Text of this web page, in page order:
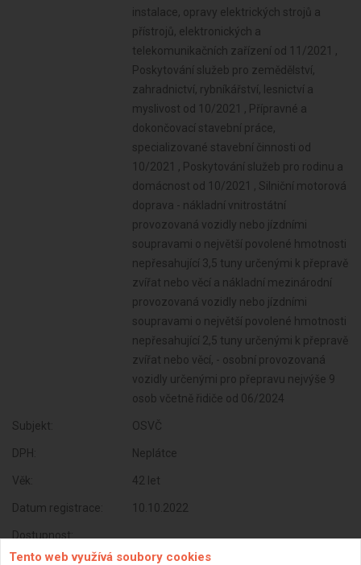
instalace, opravy elektrických strojů a
přístrojů, elektronických a
telekomunikačních zařízení od 11/2021 ,
Poskytování služeb pro zemědělství,
zahradnictví, rybníkářství, lesnictví a
myslivost od 10/2021 , Přípravné a
dokončovací stavební práce,
specializované stavební činnosti od
10/2021 , Poskytování služeb pro rodinu a
domácnost od 10/2021 , Silniční motorová
doprava - nákladní vnitrostátní
provozovaná vozidly nebo jízdními
soupravami o největší povolené hmotnosti
nepřesahující 3,5 tuny určenými k přepravě
zvířat nebo věcí a nákladní mezinárodní
provozovaná vozidly nebo jízdními
soupravami o největší povolené hmotnosti
nepřesahující 2,5 tuny určenými k přepravě
zvířat nebo věcí, - osobní provozovaná
vozidly určenými pro přepravu nejvýše 9
osob včetně řidiče od 06/2024
Subjekt: OSVČ
DPH: Neplátce
Věk: 42 let
Datum registrace: 10.10.2022
Dostupnost:
Tento web využívá soubory cookies